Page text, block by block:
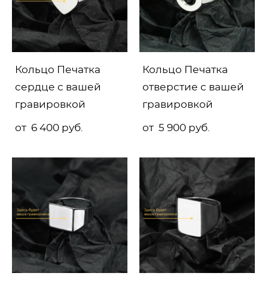
Кольцо Печатка
сердце с вашей
гравировкой
от 6 400 pуб.
Кольцо Печатка
отверстие с вашей
гравировкой
от 5 900 pуб.